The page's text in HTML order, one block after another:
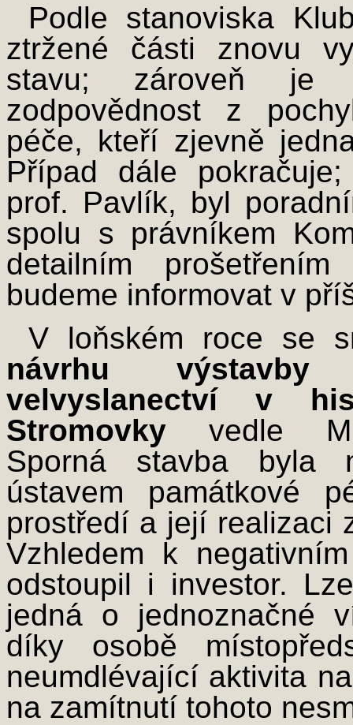
Podle stanoviska
ztržené části znovu
stavu; zároveň je
zodpovědnost z
péče, kteří zjevně
Případ dále
prof. Pavlík, byl
spolu s právníkem
detailním
budeme informovat v
V loňském roce se
návrhu výstavby
velvyslanectví v
Stromovky vedle
Sporná stavba byla
ústavem památkové
prostředí a její realizaci
Vzhledem k
odstoupil i investor.
jedná o jednoznačné
díky osobě
neumdlévající aktivita
na zamítnutí tohoto